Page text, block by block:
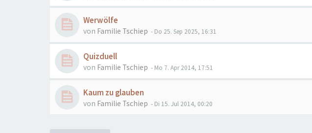
Werwölfe
von Familie Tschiep - Do 25. Sep 2025, 16:31
Quizduell
von Familie Tschiep - Mo 7. Apr 2014, 17:51
Kaum zu glauben
von Familie Tschiep - Di 15. Jul 2014, 00:20